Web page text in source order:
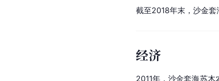
截至2018年末，沙金
经济
2011年，沙金套海苏